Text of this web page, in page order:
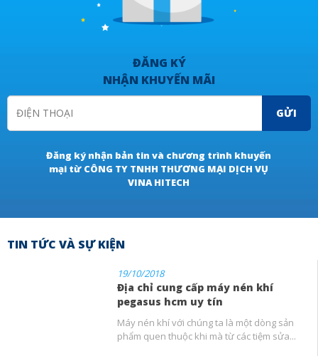
ĐĂNG KÝ
NHẬN KHUYẾN MÃI
GỬI
Đăng ký nhận bản tin và chương trình khuyến
mại từ CÔNG TY TNHH THƯƠNG MẠI DỊCH VỤ
VINA HITECH
TIN TỨC VÀ SỰ KIỆN
19/10/2018
Địa chỉ cung cấp máy nén khí
pegasus hcm uy tín
Máy nén khí với chúng ta là một dòng sản
phẩm quen thuộc khi mà từ các tiệm sửa...